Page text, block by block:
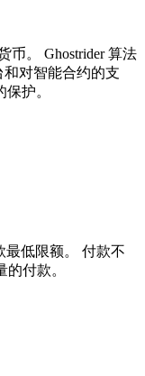
币。 Ghostrider 算法
和对智能合约的支
护。
最低限额。 付款不
付款。